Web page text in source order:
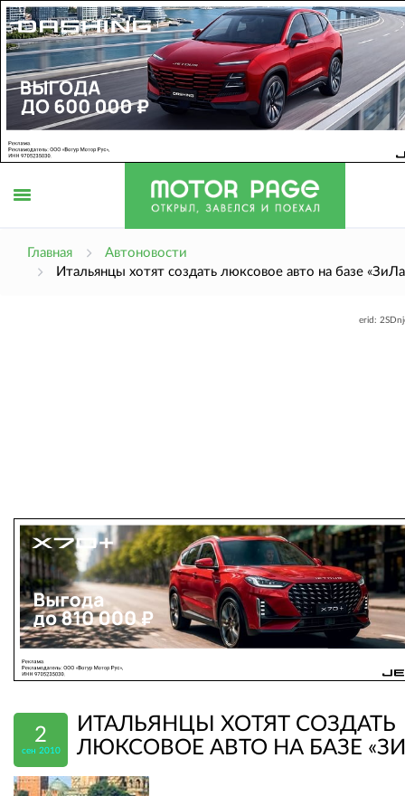
Главная
Автоновости
Итальянцы хотят создать люксовое авто на базе
erid:
2
сен 2010
ИТАЛЬЯНЦЫ ХОТЯТ СОЗДАТЬ
ЛЮКСОВОЕ АВТО НА БАЗЕ